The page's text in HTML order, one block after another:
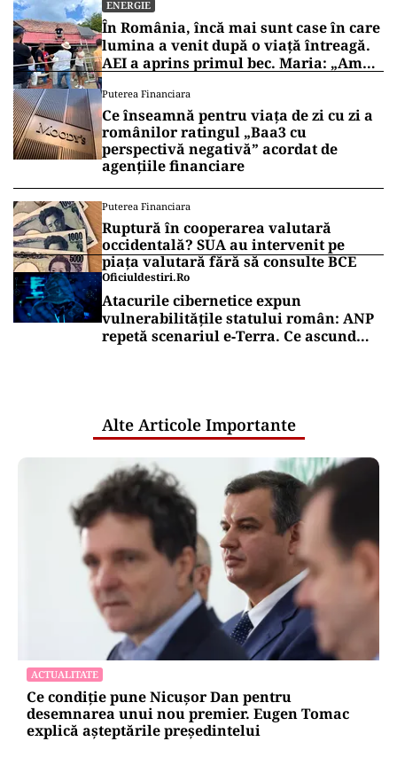
ENERGIE
În România, încă mai sunt case în care
lumina a venit după o viață întreagă.
AEI a aprins primul bec. Maria: „Am
Puterea Financiara
Ce înseamnă pentru viața de zi cu zi a
românilor ratingul „Baa3 cu
perspectivă negativă” acordat de
agențiile financiare
Puterea Financiara
Ruptură în cooperarea valutară
occidentală? SUA au intervenit pe
piața valutară fără să consulte BCE
Oficiuldestiri.ro
Atacurile cibernetice expun
vulnerabilitățile statului român: ANP
repetă scenariul e‑Terra. Ce ascund
Alte Articole Importante
ACTUALITATE
Ce condiție pune Nicușor Dan pentru
desemnarea unui nou premier. Eugen Tomac
explică așteptările președintelui